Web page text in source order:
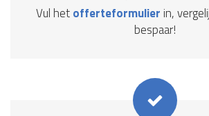
Vul hetofferteformulier in,
bespaar!